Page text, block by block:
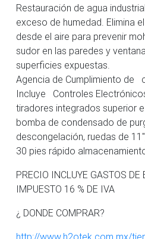
Restauración de agua
exceso de humedad. Elimina
desde el aire para prevenir
sudor en las paredes y
superficies expuestas.
Agencia de Cumplimiento de
Incluye Controles
tiradores integrados superior
bomba de condensado de
descongelación, ruedas de
30 pies rápido
PRECIO INCLUYE GASTOS DE
IMPUESTO 16 % DE IVA
¿ DONDE COMPRAR?
http://www.h2otek.com.mx/